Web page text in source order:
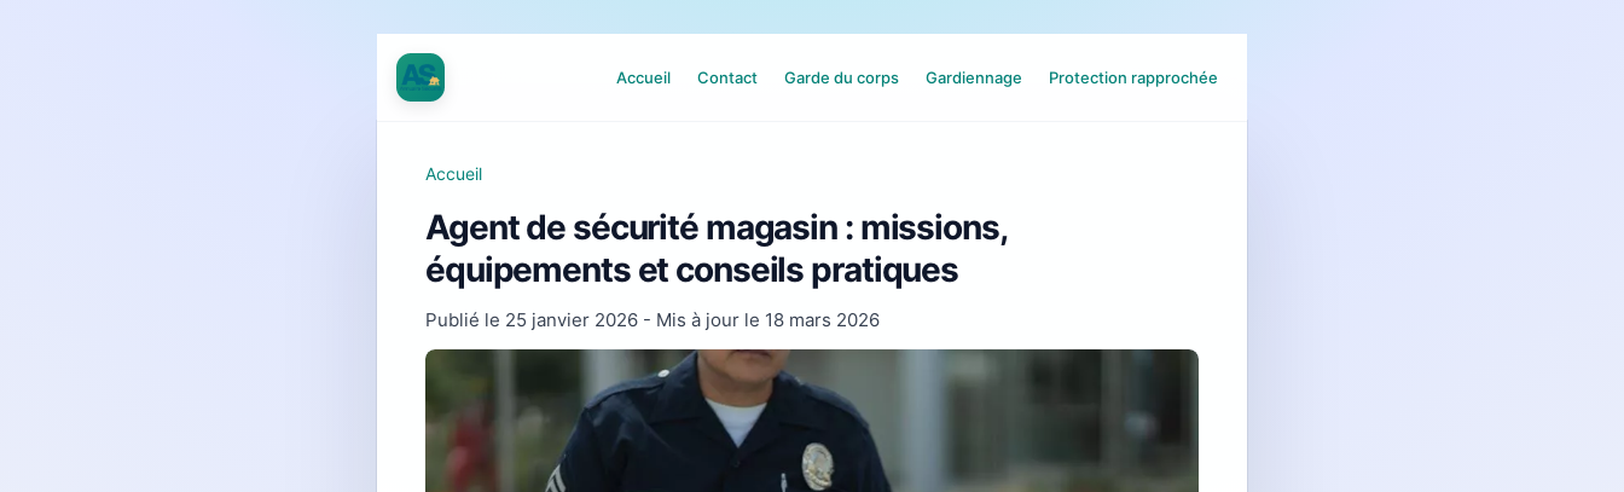
Accueil Contact Garde du corps Gardiennage Protection rapprochée
Accueil
Agent de sécurité magasin : missions,
équipements et conseils pratiques
Publié le 25 janvier 2026 - Mis à jour le 18 mars 2026